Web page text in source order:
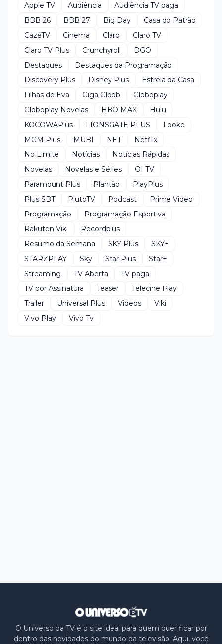
Apple TV Audiência
Audiência TV paga
BBB 26
BBB 27 Big Day
Casa do Patrão
CazéTV
Cinema Claro
Claro TV
Claro TV Plus
Crunchyroll
DGO
Destaques
Destaques da Programação
Discovery Plus
Disney Plus
Estrela da Casa
Filhas de Eva
Giga Gloob
Globoplay
Globoplay Novelas
HBO MAX
Hulu
KOCOWAPlus
LIONSGATE PLUS
Looke
MGM Plus
MUBI NET
Netflix
No Limite
Notícias
Notícias Rápidas
Novelas
Novelas e Séries
OI TV
Paramount Plus
Plantão
PlayPlus
Plus SBT
PlutoTV Podcast
Prime Video
Programação
Programação Esportiva
Rakuten Viki
Recordplus
Resumo da Semana
SKY Plus
SKY+
STARZPLAY
Sky Star Plus
Star+
Streaming
TV Aberta
TV paga
TV por Assinatura
Teaser
Telecine Play
Trailer
Universal Plus Videos
Viki
Vivo Play
Vivo Tv
O Universo da TV é o site ideal para quem quer ficar por
dentro das novidades do mundo da televisão. Aqui, você